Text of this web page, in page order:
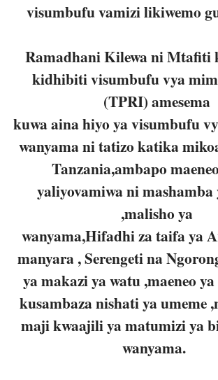
visumbufu vamizi likiwemo
Ramadhani Kilewa ni Mtafiti
kidhibiti visumbufu vya
(TPRI) amesema
kuwa aina hiyo ya visumbufu
wanyama ni tatizo katika
Tanzania,ambapo
yaliyovamiwa ni mashamba
,malisho ya
wanyama,Hifadhi za taifa ya
manyara , Serengeti na
ya makazi ya watu ,maeneo
kusambaza nishati ya umeme
maji kwaajili ya matumizi ya
wanyama.